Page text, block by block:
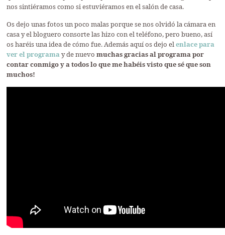
nos sintiéramos como si estuviéramos en el salón de casa.
Os dejo unas fotos un poco malas porque se nos olvidó la cámara en
casa y el bloguero consorte las hizo con el teléfono, pero bueno, así
os haréis una idea de cómo fue. Además aquí os dejo elenlace para
ver el programay de nuevomuchas gracias al programa por
contar conmigo y a todos lo que me habéis visto que sé que son
muchos!